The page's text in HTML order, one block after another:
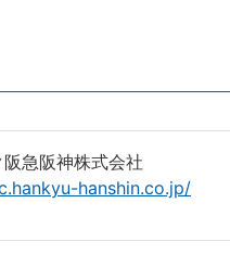
急阪神株式会社
hanshin.co.jp/